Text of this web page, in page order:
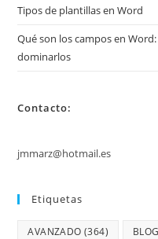
Tipos de plantillas en Word
Qué son los campos en
dominarlos
Contacto:
jmmarz@hotmail.es
Etiquetas
AVANZADO (364) BLOG